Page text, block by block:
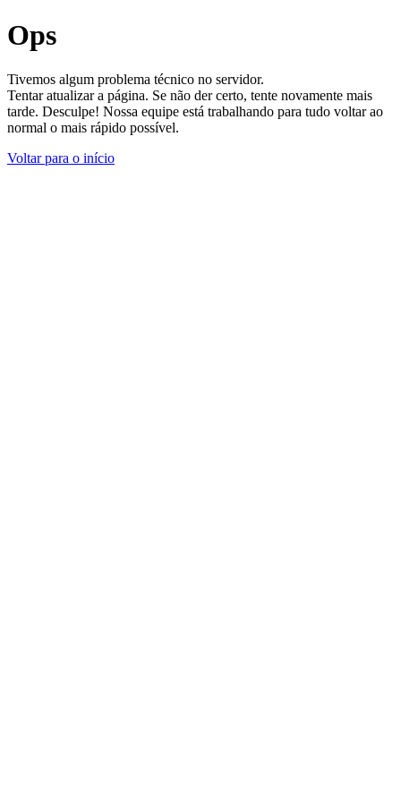
Ops
Tivemos algum problema técnico no servidor.
Tentar atualizar a página. Se não der certo, tente novamente mais
tarde. Desculpe! Nossa equipe está trabalhando para tudo voltar ao
normal o mais rápido possível.
Voltar para o início